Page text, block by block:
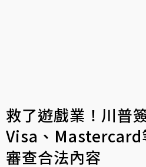
救了遊戲業！川普
Visa、Mastercard
審查合法內容